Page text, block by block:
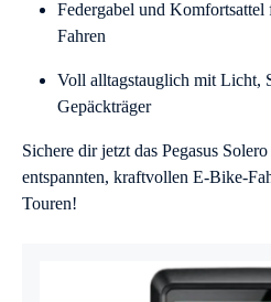
Federgabel und Komfortsattel
Fahren
Voll alltagstauglich mit Licht,
Gepäckträger
Sichere dir jetzt das Pegasus
entspannten, kraftvollen E-Bike-
Touren!